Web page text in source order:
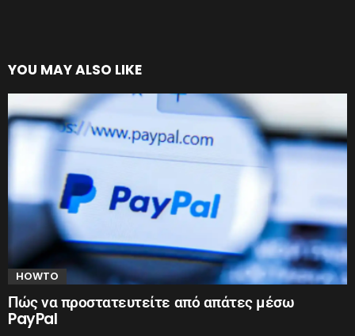
YOU MAY ALSO LIKE
HOWTO
Πώς να προστατευτείτε από απάτες μέσω
PayPal